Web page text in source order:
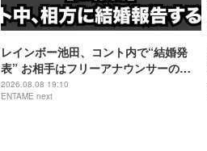
レインボー池田、コント内で“結婚発
表” お相手はフリーアナウンサーの佐
藤佳奈
2026.08.08 19:10
ENTAME next